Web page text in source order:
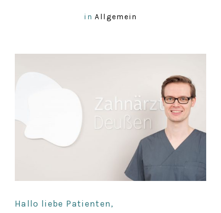
in Allgemein
Hallo liebe Patienten,